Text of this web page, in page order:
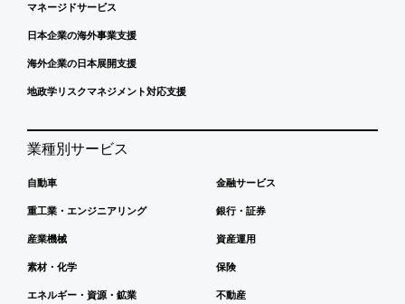
マネージドサービス
日本企業の海外事業支援
海外企業の日本展開支援
地政学リスクマネジメント対応支援
業種別サービス
自動車
重工業・エンジニアリング
産業機械
素材・化学
エネルギー・資源・鉱業
金融サービス
銀行・証券
資産運用
保険
不動産